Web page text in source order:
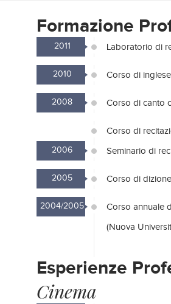
Formazione
2011 Laboratorio di
2010 Corso di
2008 Corso di canto
Corso di
2006 Seminario di
2005 Corso di
2004/2005
Corso annuale
(Nuova
Esperienze
Cinema